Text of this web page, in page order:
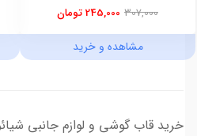
307,000 245,000 تومان
مشاهده و خرید